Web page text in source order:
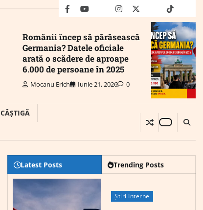
facebookyoutubeMailinstagram
twitter truthtiktok
Românii încep să părăsească
Germania? Datele oficiale
arată o scădere de aproape
6.000 de persoane în 2025
Mocanu Erich Iunie 21, 2026 0
CÂȘTIGĂ
Latest Posts Trending Posts
Știri Interne